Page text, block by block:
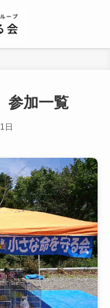
参加一覧
日